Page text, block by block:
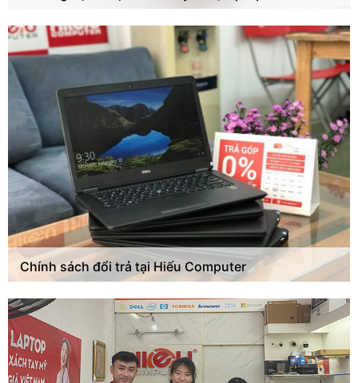
Chính sách đổi trả tại Hiếu Computer